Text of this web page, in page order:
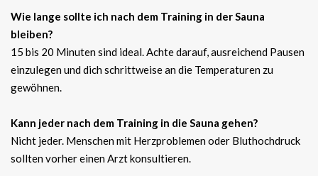
Wie lange sollte ich nach dem Training in der Sauna
bleiben?
15 bis 20 Minuten sind ideal. Achte darauf, ausreichend Pausen
einzulegen und dich schrittweise an die Temperaturen zu
gewöhnen.
Kann jeder nach dem Training in die Sauna gehen?
Nicht jeder. Menschen mit Herzproblemen oder Bluthochdruck
sollten vorher einen Arzt konsultieren.